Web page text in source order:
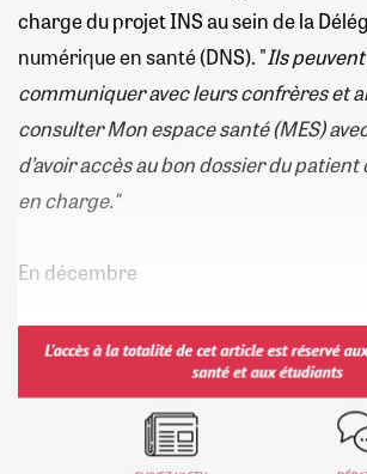
charge du projet INS au sein de la
numérique en santé (DNS). "Ils
communiquer avec leurs confrères et
consulter Mon espace santé (MES)
d’avoir accès au bon dossier du patient
en charge."
En décembre